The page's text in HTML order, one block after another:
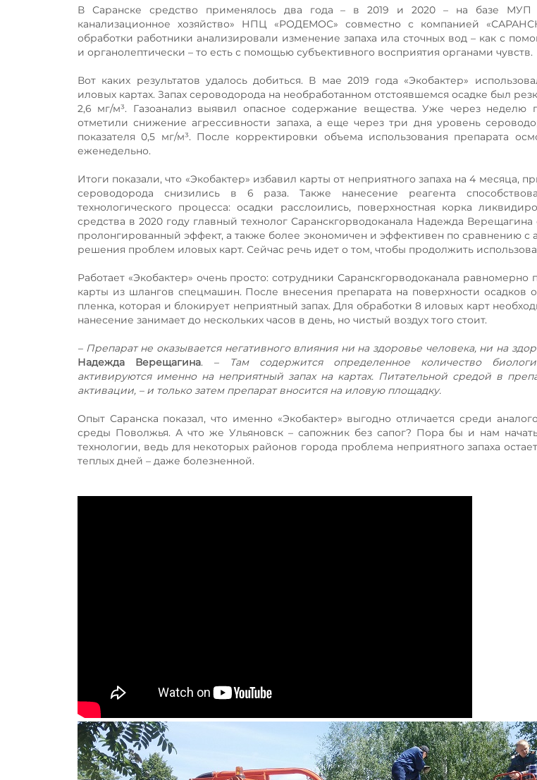
В Саранске средство применялось два года – в 2019 и 2020 – на базе МУП
канализационное хозяйство» НПЦ «РОДЕМОС» совместно с компанией
обработки работники анализировали изменение запаха ила сточных вод – как с
и органолептически – то есть с помощью субъективного восприятия органами чувств.
Вот каких результатов удалось добиться. В мае 2019 года «Экобактер»
иловых картах. Запах сероводорода на необработанном отстоявшемся осадке был
2,6 мг/м³. Газоанализ выявил опасное содержание вещества. Уже через неделю
отметили снижение агрессивности запаха, а еще через три дня уровень
показателя 0,5 мг/м³. После корректировки объема использования препарата
еженедельно.
Итоги показали, что «Экобактер» избавил карты от неприятного запаха на 4 месяца,
сероводорода снизились в 6 раза. Также нанесение реагента
технологического процесса: осадки расслоились, поверхностная корка
средства в 2020 году главный технолог Саранскгорводоканала Надежда Верещагина
пролонгированный эффект, а также более экономичен и эффективен по сравнению с
решения проблем иловых карт. Сейчас речь идет о том, чтобы продолжить
Работает «Экобактер» очень просто: сотрудники Саранскгорводоканала
карты из шлангов спецмашин. После внесения препарата на поверхности осадков
пленка, которая и блокирует неприятный запах. Для обработки 8 иловых карт
нанесение занимает до нескольких часов в день, но чистый воздух того стоит.
– Препарат не оказывается негативного влияния ни на здоровье человека, ни на
Надежда Верещагина. – Там содержится определенное количество
активируются именно на неприятный запах на картах. Питательной средой в
активации, – и только затем препарат вносится на иловую площадку.
Опыт Саранска показал, что именно «Экобактер» выгодно отличается среди
среды Поволжья. А что же Ульяновск – сапожник без сапог? Пора бы и нам начать
технологии, ведь для некоторых районов города проблема неприятного запаха
теплых дней – даже болезненной.